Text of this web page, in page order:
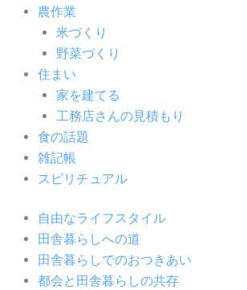
農作業
米づくり
野菜づくり
住まい
家を建てる
工務店さんの見積もり
食の話題
雑記帳
スピリチュアル
自由なライフスタイル
田舎暮らしへの道
田舎暮らしでのおつきあい
都会と田舎暮らしの共存